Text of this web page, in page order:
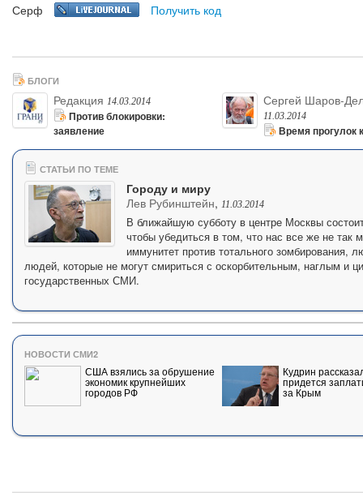
Серф
Получить код
БЛОГИ
Редакция 14.03.2014
Против блокировки:
заявление
Сергей Шаров-
11.03.2014
Время прогулок
СТАТЬИ ПО ТЕМЕ
Городу и миру
Лев Рубинштейн, 11.03.2014
В ближайшую субботу в центре Москвы
чтобы убедиться в том, что нас все же не
иммунитет против тотального зомбирования,
людей, которые не могут смириться с оскорбительным, наглым и
государственных СМИ.
НОВОСТИ СМИ2
США взялись за обрушение
экономик крупнейших
городов РФ
Кудрин
придется
за Крым